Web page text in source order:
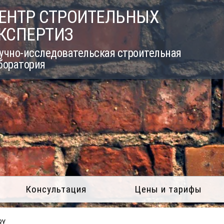
СТРОИТЕЛЬНЫХ
исследовательская строительная
Консультация Цены и тарифы